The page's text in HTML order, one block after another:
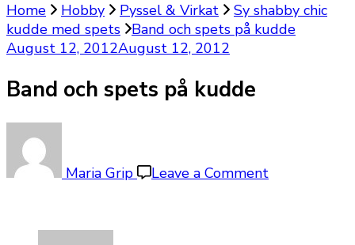
Home
Hobby Pyssel & Virkat
Sy shabby chic
kudde med spets
Band och spets på kudde
August 12, 2012August 12, 2012
Band och spets på kudde
Maria Grip Leave a Comment